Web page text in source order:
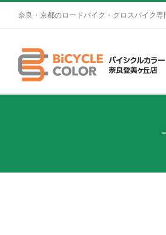
奈良・京都のロードバイク・クロスバイク専